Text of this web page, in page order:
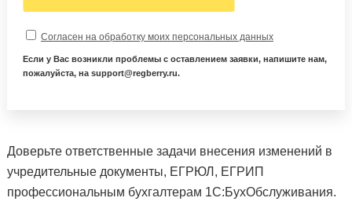
Согласен на обработку моих персональных данных
Если у Вас возникли проблемы с оставлением заявки, напишите нам,
пожалуйста, на support@regberry.ru.
Доверьте ответственные задачи внесения изменений в
учредительные документы, ЕГРЮЛ, ЕГРИП
профессиональным бухгалтерам 1С:БухОбслуживания.